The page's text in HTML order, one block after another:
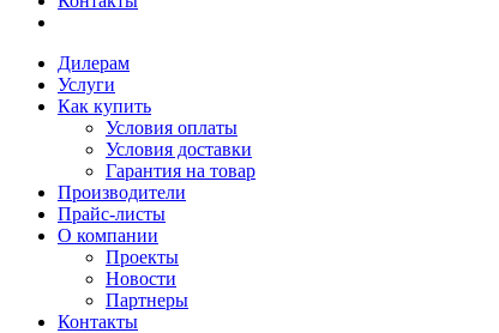
Дилерам
Услуги
Как купить
Условия оплаты
Условия доставки
Гарантия на товар
Производители
Прайс-листы
О компании
Проекты
Новости
Партнеры
Контакты